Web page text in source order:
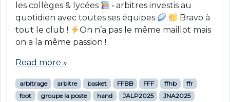
les collèges & lycées
• arbitres investis au
quotidien avec toutes ses équipes
Bravo à
tout le club !
On n’a pas le même maillot mais
on a la même passion !
Read more »
arbitrage arbitre basket FFBB FFF ffhb
ffr
foot
groupe la poste hand JALP2025
JNA2025